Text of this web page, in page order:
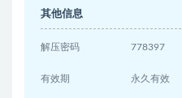
其他信息
解压密码 778397
有效期 永久有效